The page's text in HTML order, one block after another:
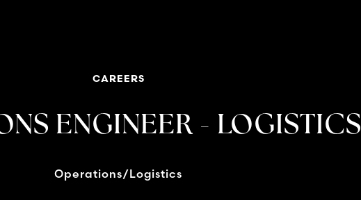
CAREERS
ENGINEER - LOGISTICS
Operations/Logistics